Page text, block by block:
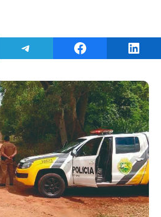
ThreadsShare on TelegramShare on Facebook